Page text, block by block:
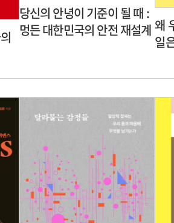
당신의 안녕이 기준이 될 때 :
멍든 대한민국의 안전 재설계 왜
일
관